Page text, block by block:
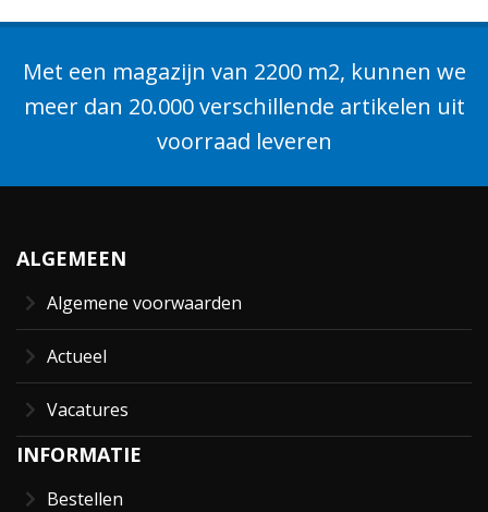
Met een magazijn van 2200 m2, kunnen we
meer dan 20.000 verschillende artikelen uit
voorraad leveren
ALGEMEEN
Algemene voorwaarden
Actueel
Vacatures
INFORMATIE
Bestellen